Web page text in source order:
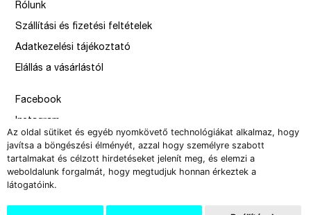
Az oldal sütiket és egyéb nyomkövető technológiákat alkalmaz, hogy
javítsa a böngészési élményét, azzal hogy személyre szabott
tartalmakat és célzott hirdetéseket jelenít meg, és elemzi a
weboldalunk forgalmát, hogy megtudjuk honnan érkeztek a
látogatóink.
Rólunk
Szállítási és fizetési feltételek
Adatkezelési tájékoztató
Elállás a vásárlástól
Facebook
Instagram
Issue
–
design by Solymosi Mór, Sirbik Attila
webbyzolka